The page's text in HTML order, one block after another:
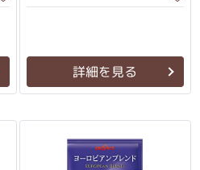
詳細を見る